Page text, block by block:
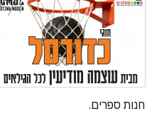
חנות ספרים.